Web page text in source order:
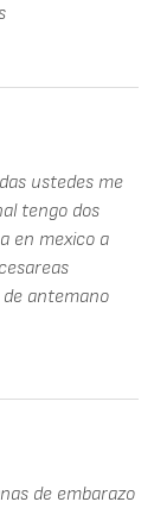
ustedes me
tengo dos
en mexico a
antemano
de embarazo